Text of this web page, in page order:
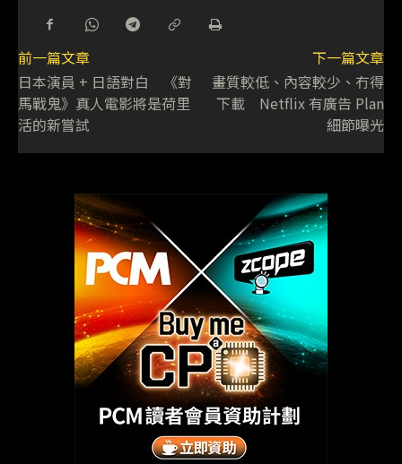
前一篇文章
日本演員 + 日語對白 《對
馬戰鬼》真人電影將是荷里
活的新嘗試
下一篇文章
畫質較低、內容較少、冇得
下載 Netflix 有廣告 Plan
細節曝光